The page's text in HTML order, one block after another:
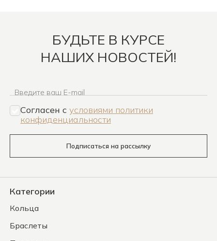
БУДЬТЕ В КУРСЕ
НАШИХ НОВОСТЕЙ!
Введите ваш E-mail
Согласен c условиями политики
конфиденциальности
Подписаться на рассылку
Категории
Кольца
Браслеты